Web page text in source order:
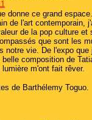
donne ce grand
de l'art contemporain,
de la pop culture et
que sont les
notre vie. De l'expo que
composition de
m'ont fait rêver.
de Barthélemy Toguo.